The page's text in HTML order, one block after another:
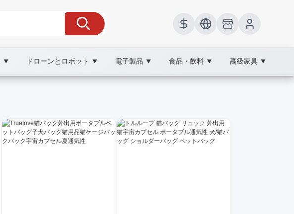
▼ ドローンとロボット ▼ 電子製品 ▼ 食品・飲料 ▼ 高級家具 ▼